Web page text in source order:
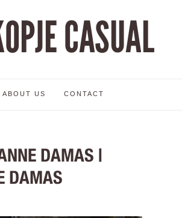
CASUAL
ABOUT US CONTACT
DAMAS |
DAMAS